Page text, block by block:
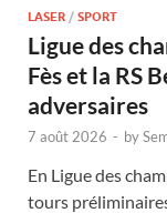
LASER / SPORT
Ligue des
Fès et la RS
adversaires
7 août 2026 - by
En Ligue des
tours